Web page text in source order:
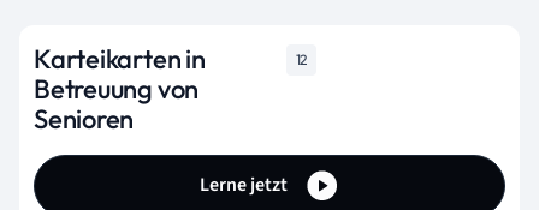
Karteikarten in
Betreuung von
Senioren
12
Lerne jetzt